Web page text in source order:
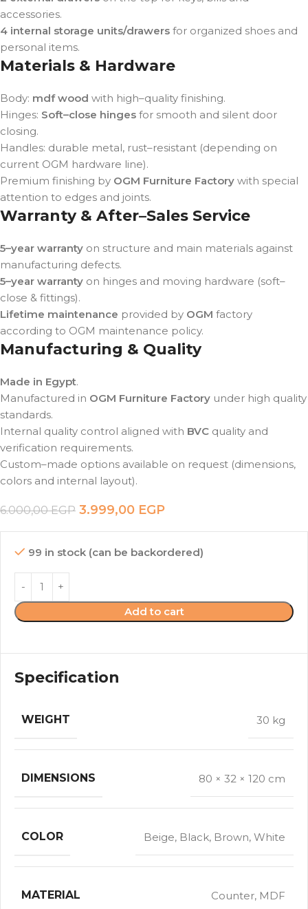
accessories.
4 internal storage units/drawers for organized shoes and
personal items.
Materials & Hardware
Body: mdf wood with high–quality finishing.
Hinges: Soft–close hinges for smooth and silent door
closing.
Handles: durable metal, rust–resistant (depending on
current OGM hardware line).
Premium finishing by OGM Furniture Factory with special
attention to edges and joints.
Warranty & After–Sales Service
5–year warranty on structure and main materials against
manufacturing defects.
5–year warranty on hinges and moving hardware (soft–
close & fittings).
Lifetime maintenance provided by OGM factory
according to OGM maintenance policy.
Manufacturing & Quality
Made in Egypt.
Manufactured in OGM Furniture Factory under high quality
standards.
Internal quality control aligned with BVC quality and
verification requirements.
Custom–made options available on request (dimensions,
colors and internal layout).
6.000,00EGP 3.999,00 EGP
99 in stock (can be backordered)
Add to cart
Specification
WEIGHT 30 kg
DIMENSIONS 80 × 32 × 120 cm
COLOR Beige, Black, Brown, White
MATERIAL Counter, MDF